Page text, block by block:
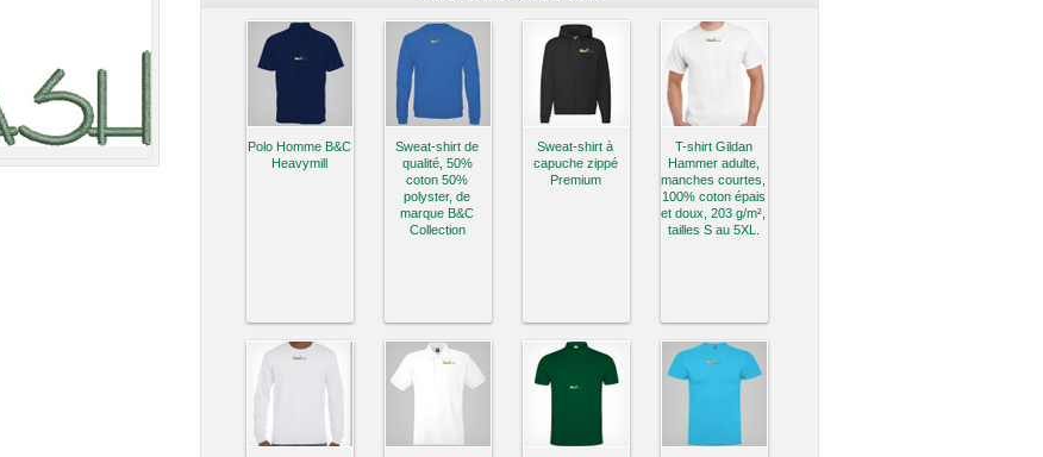
Polo Homme B&C
Heavymill
Sweat-shirt de
qualité, 50%
coton 50%
polyster, de
marque B&C
Collection
Sweat-shirt à
capuche zippé
Premium
T-shirt Gildan
Hammer adulte,
manches courtes,
100% coton épais
et doux, 203 g/m²,
tailles S au 5XL.